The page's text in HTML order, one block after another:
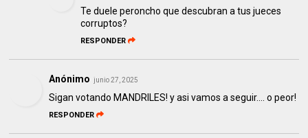
Te duele peroncho que descubran a tus jueces
corruptos?
RESPONDER
Anónimo junio 27, 2025
Sigan votando MANDRILES! y asi vamos a seguir.... o peor!
RESPONDER